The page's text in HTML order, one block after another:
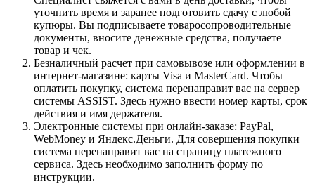
уточнить время и заранее подготовить сдачу с любой
купюры. Вы подписываете товаросопроводительные
документы, вносите денежные средства, получаете
товар и чек.
Безналичный расчет при самовывозе или оформлении в
интернет-магазине: карты Visa и MasterCard. Чтобы
оплатить покупку, система перенаправит вас на сервер
системы ASSIST. Здесь нужно ввести номер карты, срок
действия и имя держателя.
Электронные системы при онлайн-заказе: PayPal,
WebMoney и Яндекс.Деньги. Для совершения покупки
система перенаправит вас на страницу платежного
сервиса. Здесь необходимо заполнить форму по
инструкции.